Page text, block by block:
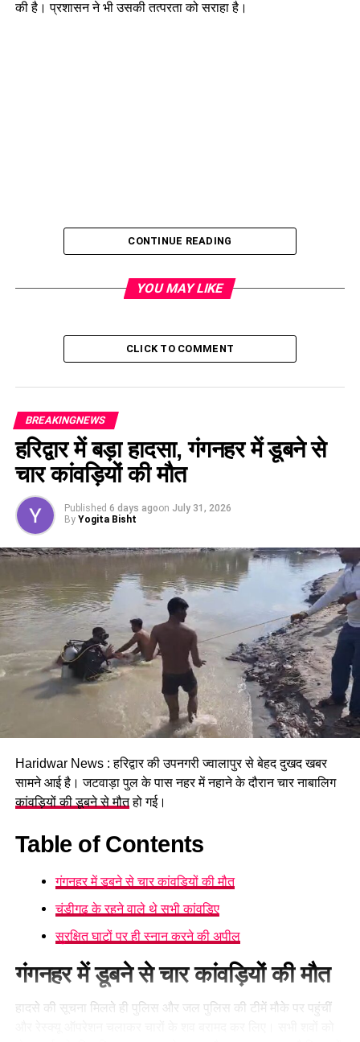
की है। प्रशासन ने भी उसकी तत्परता को सराहा है।
CONTINUE READING
YOU MAY LIKE
CLICK TO COMMENT
BREAKINGNEWS
हरिद्वार में बड़ा हादसा, गंगनहर में डूबने से
चार कांवड़ियों की मौत
Published 6 days agoon July 31, 2026
By Yogita Bisht
Haridwar News : हरिद्वार की उपनगरी ज्वालापुर से बेहद दुखद खबर
सामने आई है। जटवाड़ा पुल के पास नहर में नहाने के दौरान चार नाबालिग
कांवड़ियों की डूबने से मौतहो गई।
Table of Contents
गंगनहर में डूबने से चार कांवड़ियों की मौत
चंडीगढ़ के रहने वाले थे सभी कांवड़िए
सुरक्षित घाटों पर ही स्नान करने की अपील
गंगनहर में डूबने से चार कांवड़ियों की मौत
हादसे की सूचना मिलते ही पुलिस और जल पुलिस की टीमें मौके पर पहुंचीं